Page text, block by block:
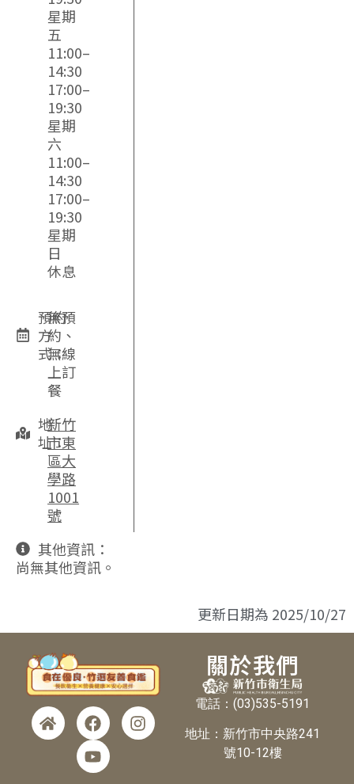
星期
五
11:00–
14:30
17:00–
19:30
星期
六
11:00–
14:30
17:00–
19:30
星期
日
休息
預約
方
式：
無預
約、
無線
上訂
餐
地
址：
新竹
市東
區大
學路
1001
號
其他資訊：
尚無其他資訊。
更新日期為 2025/10/27
關於我們
電話：(03)535-5191
地址：新竹市中央路241
號10-12樓